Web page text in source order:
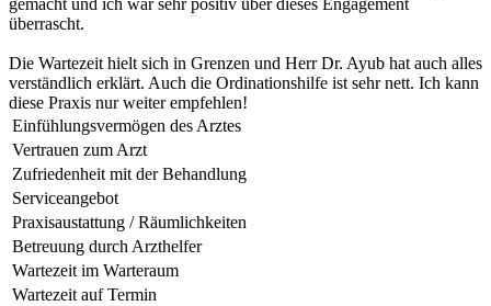
gemacht und ich war sehr positiv über dieses Engagement
überrascht.
Die Wartezeit hielt sich in Grenzen und Herr Dr. Ayub hat auch alles
verständlich erklärt. Auch die Ordinationshilfe ist sehr nett. Ich kann
diese Praxis nur weiter empfehlen!
Einfühlungsvermögen des Arztes
Vertrauen zum Arzt
Zufriedenheit mit der Behandlung
Serviceangebot
Praxisaustattung / Räumlichkeiten
Betreuung durch Arzthelfer
Wartezeit im Warteraum
Wartezeit auf Termin